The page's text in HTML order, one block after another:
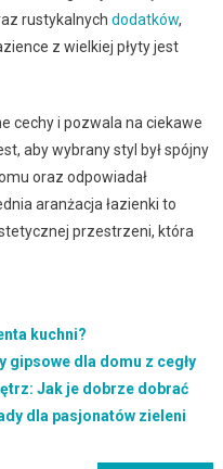
rustykalnych dodatków,
z wielkiej płyty jest
cechy i pozwala na ciekawe
aby wybrany styl był spójny
oraz odpowiadał
aranżacja łazienki to
przestrzeni, która
kuchni?
gipsowe dla domu z cegły
Jak je dobrze dobrać
dla pasjonatów zieleni